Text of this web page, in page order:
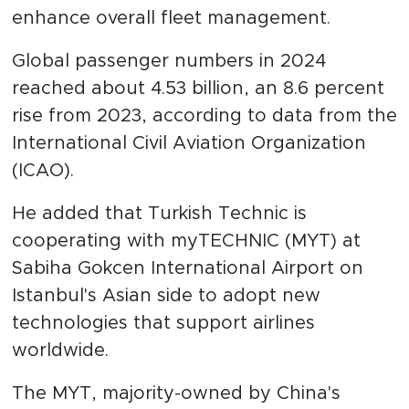
enhance overall fleet management.
Global passenger numbers in 2024
reached about 4.53 billion, an 8.6 percent
rise from 2023, according to data from the
International Civil Aviation Organization
(ICAO).
He added that Turkish Technic is
cooperating with myTECHNIC (MYT) at
Sabiha Gokcen International Airport on
Istanbul's Asian side to adopt new
technologies that support airlines
worldwide.
The MYT, majority-owned by China's